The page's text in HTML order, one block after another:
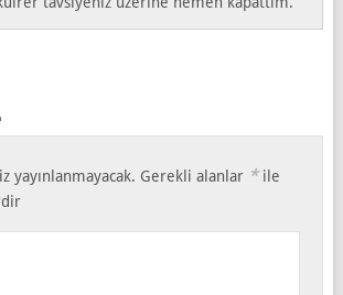
yayınlanmayacak. Gerekli alanlar *ile